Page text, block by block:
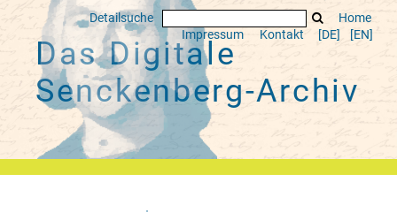
Detailsuche
Home
Impressum
Kontakt [DE] [EN]
Das Digitale
Senckenberg-Archiv